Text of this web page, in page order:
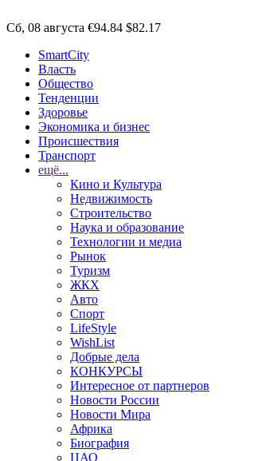
Сб, 08 августа €94.84 $82.17
SmartCity
Власть
Общество
Тенденции
Здоровье
Экономика и бизнес
Происшествия
Транспорт
ещё...
Кино и Культура
Недвижимость
Строительство
Наука и образование
Технологии и медиа
Рынок
Туризм
ЖКХ
Авто
Спорт
LifeStyle
WishList
Добрые дела
КОНКУРСЫ
Интересное от партнеров
Новости России
Новости Мира
Африка
Биография
ЦАО